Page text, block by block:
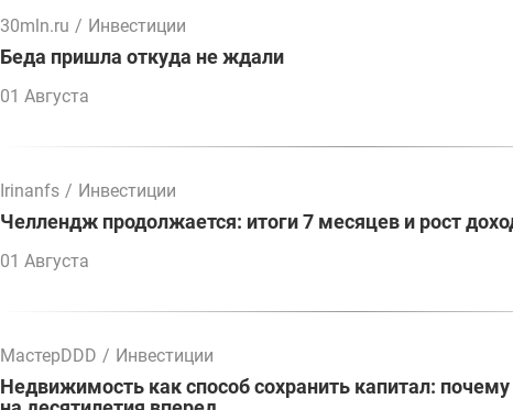
30mln.ru / Инвестиции
Беда пришла откуда не ждали
01 Августа
Irinanfs / Инвестиции
Челлендж продолжается: итоги 7 месяцев и рост
01 Августа
МастерDDD / Инвестиции
Недвижимость как способ сохранить капитал: